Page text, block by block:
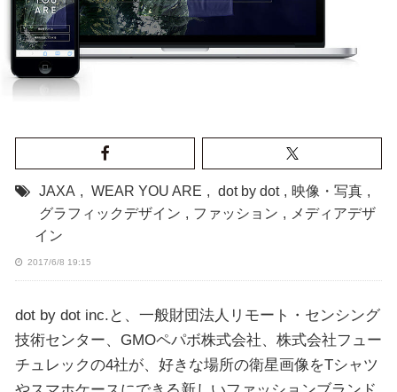
JAXA , WEAR YOU ARE , dot by dot , 映像・写真 ,
グラフィックデザイン , ファッション , メディアデザ
イン
2017/6/8 19:15
dot by dot inc.と、一般財団法人リモート・センシング
技術センター、GMOペパボ株式会社、株式会社フュー
チュレックの4社が、好きな場所の衛星画像をTシャツ